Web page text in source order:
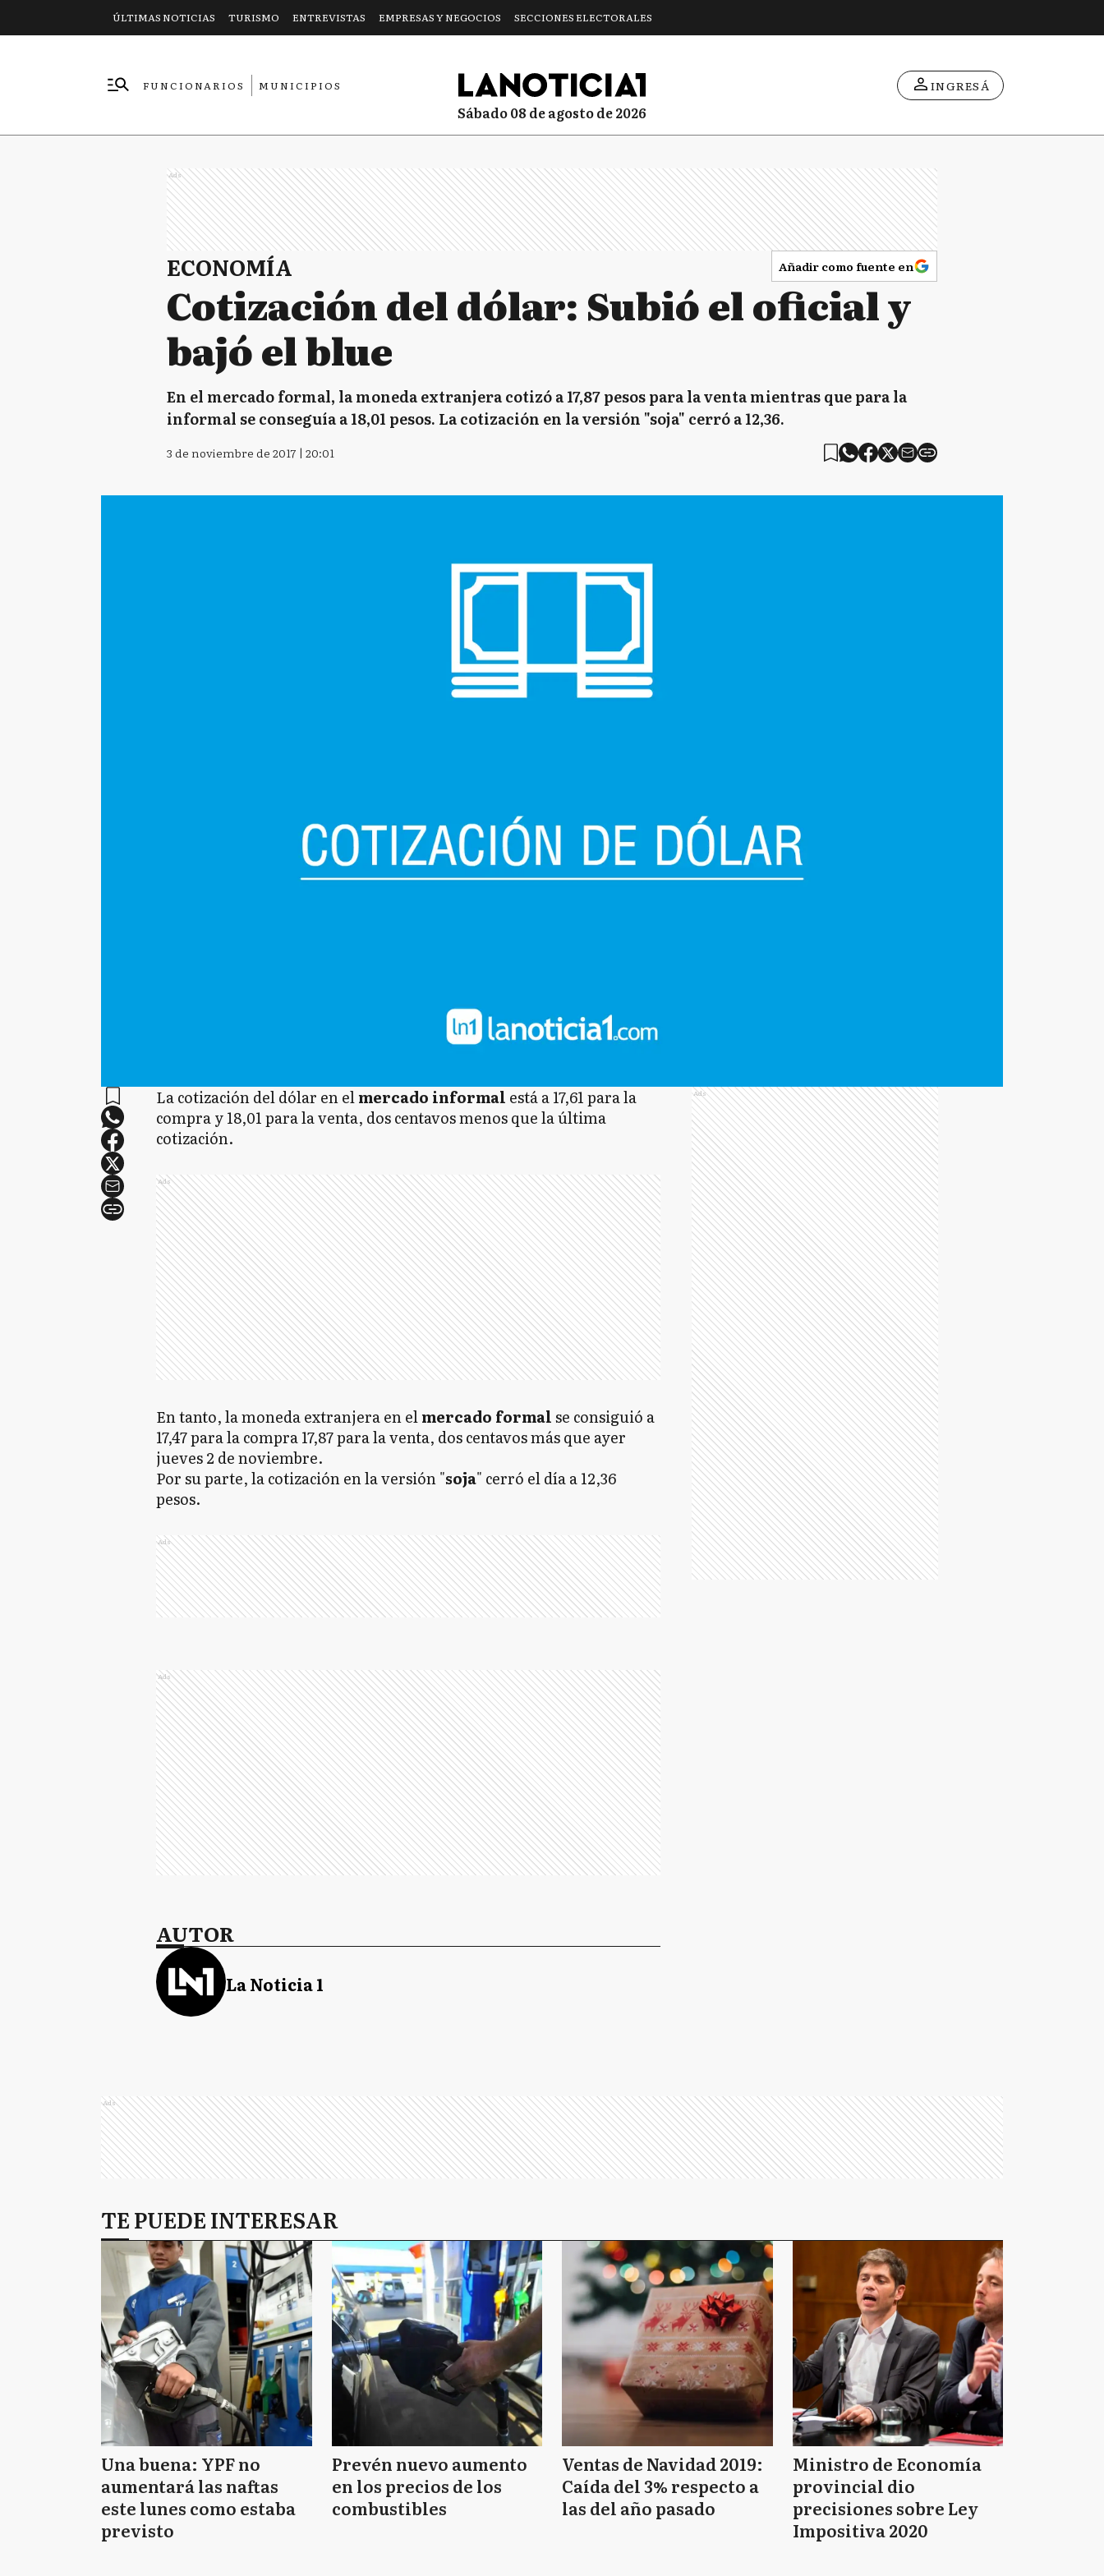
ÚLTIMAS NOTICIAS TURISMO ENTREVISTAS EMPRESAS Y NEGOCIOS SECCIONES ELECTORALES
FUNCIONARIOS
MUNICIPIOS
sábado 08 de agosto de 2026
INGRESÁ
Ads
ECONOMÍA Añadir como fuente en
Cotización del dólar: Subió el oficial y
bajó el blue
En el mercado formal, la moneda extranjera cotizó a 17,87 pesos para la venta mientras que para la
informal se conseguía a 18,01 pesos. La cotización en la versión "soja" cerró a 12,36.
3 de noviembre de 2017 | 20:01
La cotización del dólar en elmercado informal está a 17,61 para la
compra y 18,01 para la venta, dos centavos menos que la última
cotización.
Ads
En tanto, la moneda extranjera en elmercado formalse consiguió a
17,47 para la compra 17,87 para la venta, dos centavos más que ayer
jueves 2 de noviembre.
Por su parte, la cotización en la versión "soja" cerró el día a 12,36
pesos.
Ads
Ads
AUTOR
La Noticia 1
Ads
Ads
TE PUEDE INTERESAR
Una buena: YPF no
aumentará las naftas
este lunes como estaba
previsto
Prevén nuevo aumento
en los precios de los
combustibles
Ventas de Navidad 2019:
Caída del 3% respecto a
las del año pasado
Ministro de Economía
provincial dio
precisiones sobre Ley
Impositiva 2020